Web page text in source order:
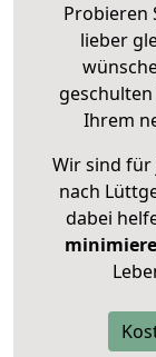
Probieren
lieber
Ihrem
Wir sind für
nach
dabei